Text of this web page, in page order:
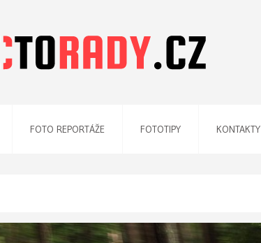
FOTO REPORTÁŽE FOTOTIPY KONTAKTY